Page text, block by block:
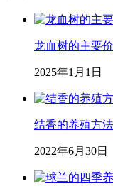
龙血树的主要
2025年1月1日
结香的养殖方
2022年6月30日